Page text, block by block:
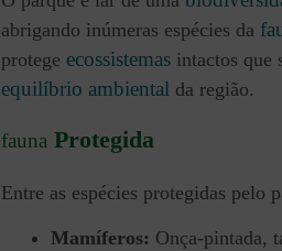
abrigando inúmeras espécies da
protege ecossistemas intactos que
equilíbrio ambiental da região.
fauna Protegida
Entre as espécies protegidas pelo
Mamíferos: Onça-pintada,